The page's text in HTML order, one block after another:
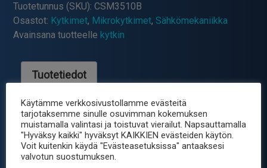
LATTAVIPU
L=14mm
määrä
Tuotetunnus (SKU):CSM3510B
Osastot: Kytkimet, Mikrokytkimet, Sähkömekaniikka
Avainsana tuotteelle kytkin
Tuotetiedot
 Kuormitettavuus: 5 A 250 VAC
 Toimintaikä: Yli 100 000 kytkentää (täydellä
kuormalla)
 Käyttölämpötila-alue: -40…+125°C
Käytämme verkkosivustollamme evästeitä
tarjotaksemme sinulle osuvimman kokemuksen
muistamalla valintasi ja toistuvat vierailut. Napsauttamalla
"Hyväksy kaikki" hyväksyt KAIKKIEN evästeiden käytön.
Voit kuitenkin käydä "Evästeasetuksissa" antaaksesi
valvotun suostumuksen.